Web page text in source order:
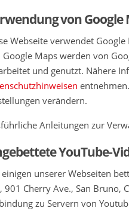
von Google
Webseite verwendet
Google Maps werden von
und genutzt. Nähere
verändern.
Anleitungen zur
YouTube-
unserer Webseiten
901 Cherry Ave., San Bruno,
zu Servern von